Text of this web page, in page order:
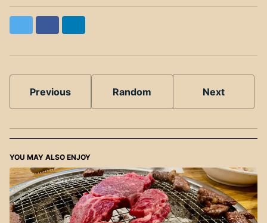
Previous Random Next
YOU MAY ALSO ENJOY